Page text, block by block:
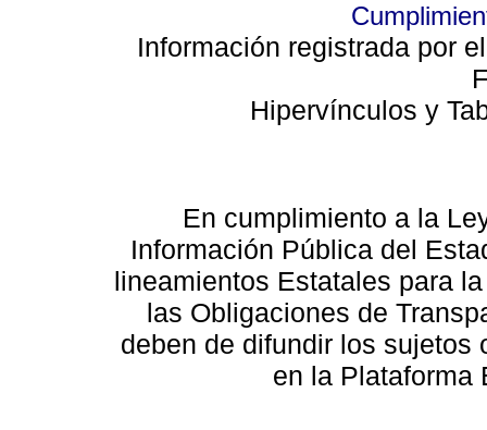
Información registrada por
Hipervínculos y
En cumplimiento a la
Información Pública del
lineamientos Estatales para
las Obligaciones de
deben de difundir los sujetos
en la Plataforma